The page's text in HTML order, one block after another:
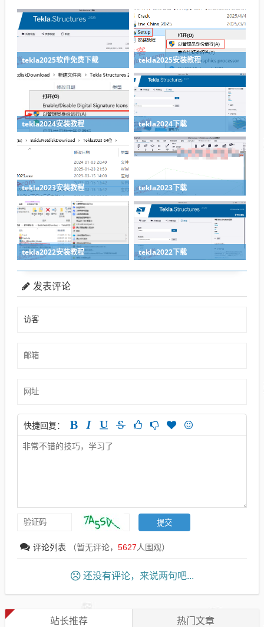
tekla2025软件免费下载 tekla2025安装教程
tekla2024安装教程 tekla2024下载
tekla2023安装教程 tekla2023下载
tekla2022安装教程 tekla2022下载
发表评论
快捷回复：
评论列表 （暂无评论， 5627人围观）
还没有评论，来说两句吧...
站长推荐 热门文章